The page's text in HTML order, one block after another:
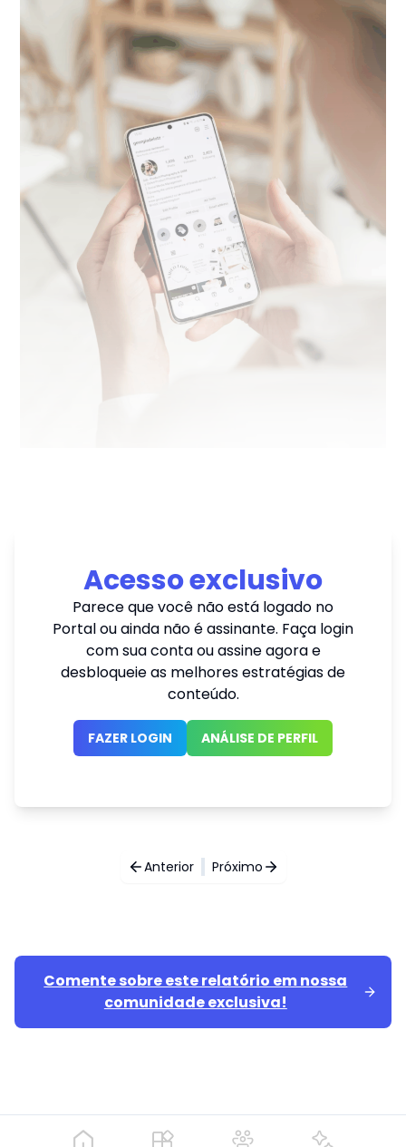
Acesso exclusivo
Parece que você não está logado no
Portal ou ainda não é assinante. Faça login
com sua conta ou assine agora e
desbloqueie as melhores estratégias de
conteúdo.
FAZER LOGIN ANÁLISE DE PERFIL
Anterior Próximo
Comente sobre este relatório em nossa
comunidade exclusiva!